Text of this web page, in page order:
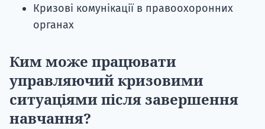
Кризові комунікації в правоохоронних
органах
Ким може працювати
управляючий кризовими
ситуаціями після завершення
навчання?